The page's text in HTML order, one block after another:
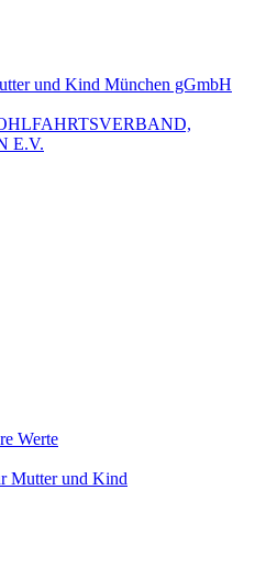
Werte
Mutter und Kind